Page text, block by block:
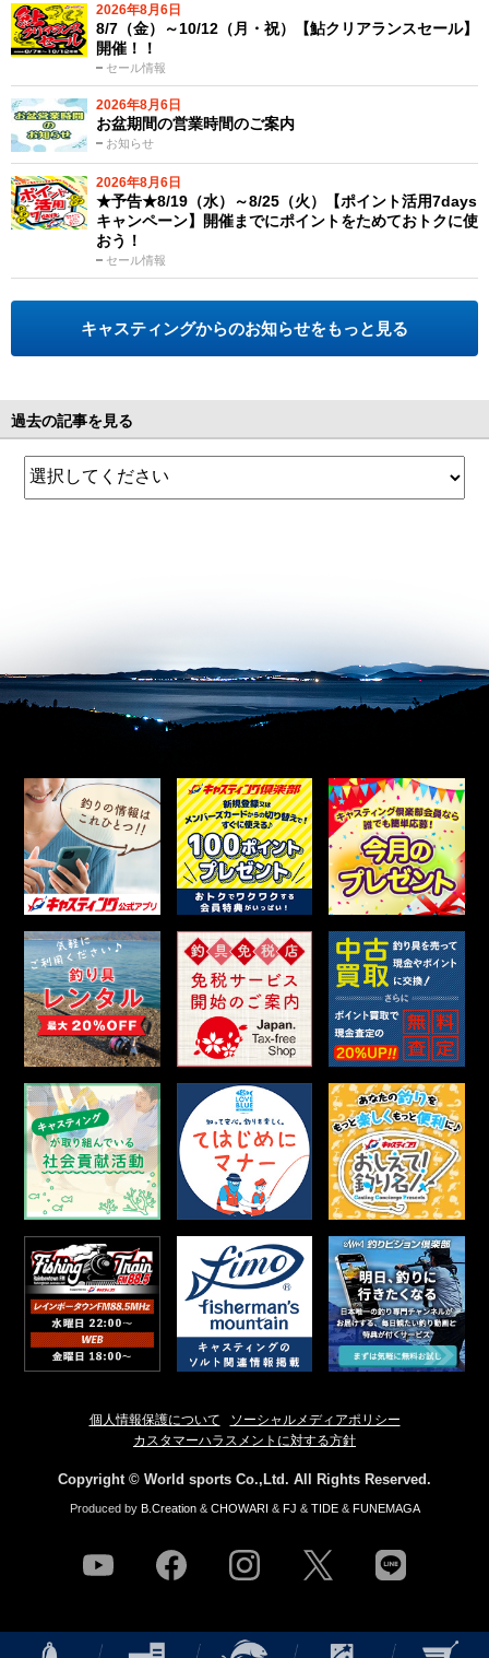
2026年8月6日
セール情報
8/7（金）～10/12（月・祝）【鮎クリアランスセール】
開催！！
2026年8月6日
お知らせ
お盆期間の営業時間のご案内
2026年8月6日
セール情報
★予告★8/19（水）～8/25（火）【ポイント活用7days
キャンペーン】開催までにポイントをためておトクに使
おう！
キャスティングからのお知らせをもっと見る
過去の記事を見る
個人情報保護について
ソーシャルメディアポリシー
カスタマーハラスメントに対する方針
Copyright © World sports Co.,Ltd. All Rights Reserved.
Produced by B.Creation& CHOWARI & FJ & TIDE& FUNEMAGA
youtube facebook instagram line
NEWS 店舗情報 釣果情報 HOW TO